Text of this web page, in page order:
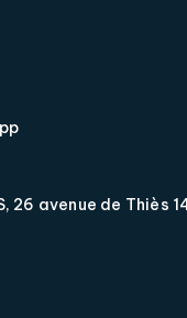
26 avenue de Thiès